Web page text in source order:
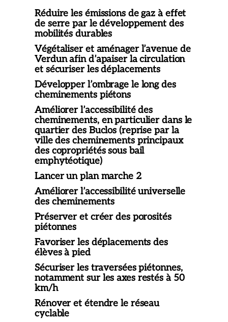
Réduire les émissions de gaz à effet
de serre par le développement des
mobilités durables
Végétaliser et aménager l’avenue de
Verdun afin d’apaiser la circulation
et sécuriser les déplacements
Développer l’ombrage le long des
cheminements piétons
Améliorer l’accessibilité des
cheminements, en particulier dans le
quartier des Buclos (reprise par la
ville des cheminements principaux
des copropriétés sous bail
emphytéotique)
Lancer un plan marche 2
Améliorer l’accessibilité universelle
des cheminements
Préserver et créer des porosités
piétonnes
Favoriser les déplacements des
élèves à pied
Sécuriser les traversées piétonnes,
notamment sur les axes restés à 50
km/h
Rénover et étendre le réseau
cyclable